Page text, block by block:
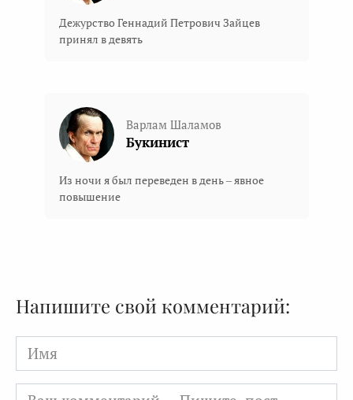
Дежурство Геннадий Петрович Зайцев
принял в девять
Варлам Шаламов
Букинист
Из ночи я был переведен в день – явное
повышение
Напишите свой комментарий:
Имя